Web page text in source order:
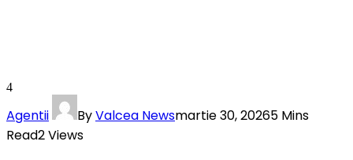
4
Agentii ByValcea Newsmartie 30, 20265 Mins
Read2Views